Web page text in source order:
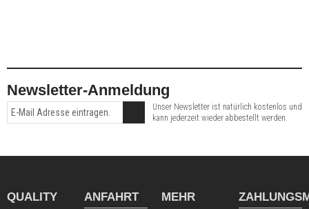
Newsletter-Anmeldung
Unser Newsletter ist natürlich kostenlos und
kann jederzeit wieder abbestellt werden.
QUALITY
ANFAHRT
MEHR